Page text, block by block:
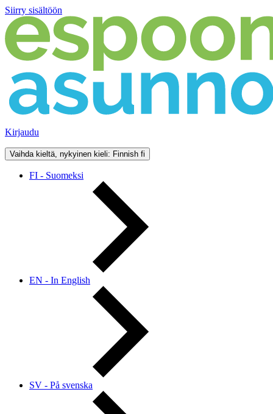
Siirry sisältöön
Kirjaudu
Vaihda kieltä, nykyinen kieli: Finnish fi
FI - Suomeksi
EN - In English
SV - På svenska